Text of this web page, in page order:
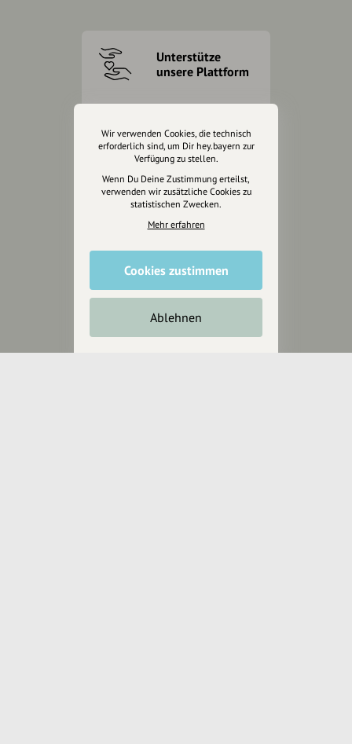
Unterstütze
unsere Plattform
uns für unsere Region und
für alle, die uns besuchen
wollen.
Inhalte vorschlagen
Jetzt unterstützen
Spendenquittung ausstellen.
Wir verwenden Cookies, die technisch
erforderlich sind, um Dir hey.bayern zur
Verfügung zu stellen.
Wenn Du Deine Zustimmung erteilst,
verwenden wir zusätzliche Cookies zu
statistischen Zwecken.
Mehr erfahren
Cookies zustimmen
Ablehnen